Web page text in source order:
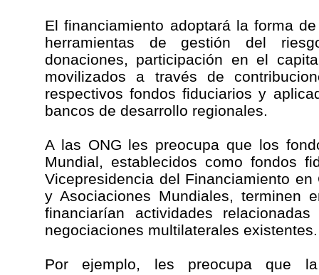
El financiamiento adoptará la forma
herramientas de gestión del
donaciones, participación en el
movilizados a través de
respectivos fondos fiduciarios y
bancos de desarrollo regionales.
A las ONG les preocupa que los
Mundial, establecidos como fondos
Vicepresidencia del Financiamiento
y Asociaciones Mundiales, terminen
financiarían actividades
negociaciones multilaterales existentes.
Por ejemplo, les preocupa que